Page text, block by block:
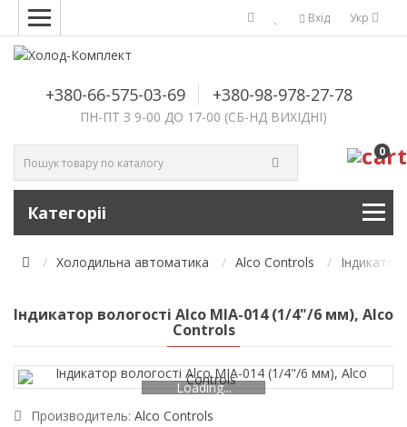
Укр
Вхід
+380-66-575-03-69 +380-98-978-27-78
ПН-ПТ З 9-00 ДО 17-00 (СБ-НД ВИХІДНІ)
0
Категоріі
Холодильна автоматика Alco Controls
Індикатор вологості Alco MIA-014 (1/4"/6 мм), Alco
Controls
Loading...
Производитель: Alco Controls